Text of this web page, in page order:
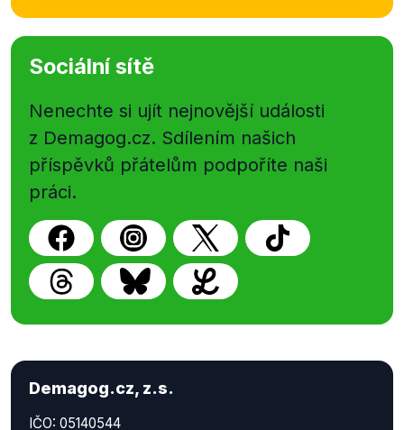
Sociální sítě
Nenechte si ujít nejnovější události
z Demagog.cz. Sdílením našich
příspěvků přátelům podpoříte naši
práci.
Demagog.cz, z.s.
IČO: 05140544